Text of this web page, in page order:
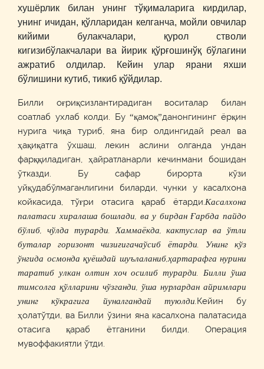
хушёрлик билан унинг тўқималарига кирдилар,
унинг ичидан, қўлларидан келганча, мойли овчилар
кийими булакчалари, қурол стволи
кигизибўлакчалари ва йирик қўрғошинўқ бўлагини
ажратиб олдилар. Кейин улар ярани яхши
бўлишини кутиб, тикиб қўйдилар.
Билли оғриқсизлантирадиган воситалар билан
соатлаб ухлаб колди. Бу “қамоқ”данонгининг ёрқин
нурига чиқа туриб, яна бир олдингидай реал ва
ҳақиқатга ўхшаш, лекин аслини олганда ундан
фарққиладиган, ҳайратланарли кечинмани бошидан
ўтказди. Бу сафар бирорта кўзи
уйқудабўлмаганлигини биларди, чунки у касалхона
койкасида, тўғри отасига қараб ётарди. Касалхона
палатаси хиралаша бошлади, ва у бирдан Ғарбда пайдо
бўлиб, чўлда турарди. Хаммаёкда, кактуслар ваўтли
буталар горизонт чизиғигачаўсиб ётарди. Унингкўз
ўнгида осмонда қуёшдай шуълаланиб,ҳартарафга нурини
таратиб улкан олтин хоч осилиб турарди. Билли ўша
тимсолга қўлларини чўзганди, ўша нурлардан айримлари
унинг кўкрагига йуналгандай туюлди. Кейин бу
ҳолатўтди , ва Билли ўзини яна касалхона палатасида
отасигақараб ётганини билди. Операция
мувоффакиятли ўтди.